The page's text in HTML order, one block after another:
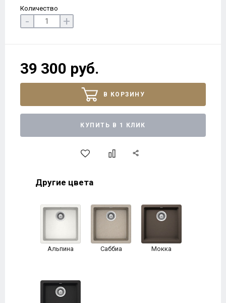
Количество
- +
39 300 руб.
В КОРЗИНУ
КУПИТЬ В 1 КЛИК
Другие цвета
Альпина Саббиа Мокка